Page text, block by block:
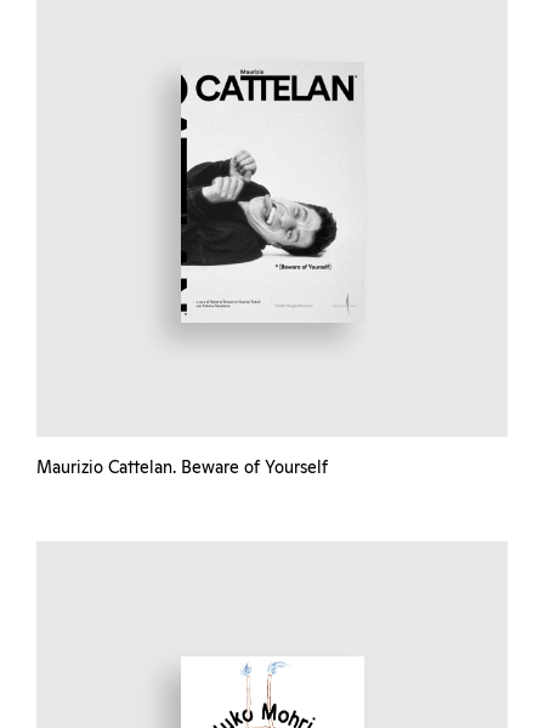
Maurizio Cattelan. Beware of Yourself